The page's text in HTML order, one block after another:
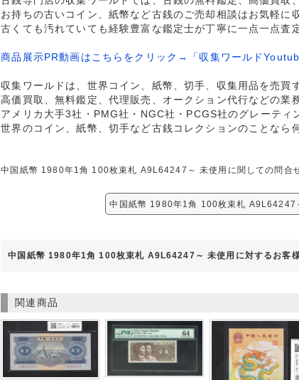
お持ちの古いコイン、紙幣など古銭のご売却相談はお気軽に
古くても汚れていても経験豊富な鑑定士が丁寧に一点一点査
商品展示PR動画はこちらをクリック→「収集ワールド
収集ワールドは、世界コイン、紙幣、切手、収集用品を売買
高価買取、無料鑑定、代理販売、オークション代行などの業
アメリカ大手3社・PMG社・NGC社・PCGS社のグレーティ
世界のコイン、紙幣、切手など古銭コレクションのことなら
中国紙幣 1980年1角 100枚束札 A9L64247～ 未使用に関しての問合
中国紙幣 1980年1角 100枚束札 A9L64247
中国紙幣 1980年1角 100枚束札 A9L64247～ 未使用に対するお客
関連商品